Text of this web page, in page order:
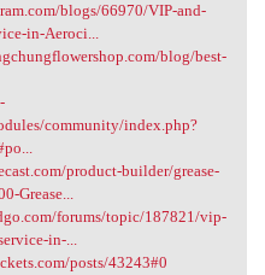
blogs/66970/VIP-and-
in-Aeroci...
blog/best-
community/index.php?
product-builder/grease-
Grease...
forums/topic/187821/vip-
in-...
posts/43243#0